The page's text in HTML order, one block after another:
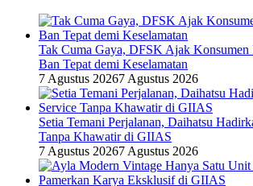
Tak Cuma Gaya, DFSK Ajak Konsumen
Ban Tepat demi Keselamatan
7 Agustus 20267 Agustus 2026
Setia Temani Perjalanan, Daihatsu
Tanpa Khawatir di GIIAS
7 Agustus 20267 Agustus 2026